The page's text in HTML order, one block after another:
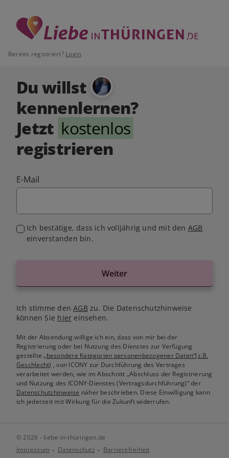
Bereits registriert? Login
Du willst
kennenlernen?
Jetzt kostenlos
registrieren
E-Mail
Ich bestätige, dass ich volljährig und mit den AGB
einverstanden bin.
Weiter
Ich stimme denAGB zu. Die Datenschutzhinweise
können Sie hier einsehen.
Mit der Absendung willige ich ein, dass von mir bei der
Registrierung oder bei Nutzung des Dienstes zur Verfügung
gestellte„besondere Kategorien personenbezogener Daten“(z.B.
Geschlecht) , von ICONY zur Durchführung des Vertrages
verarbeitet werden, wie im Abschnitt „Abschluss der Registrierung
und Nutzung des ICONY-Dienstes (Vertragsdurchführung)“ der
Datenschutzhinweise näher beschrieben. Diese Einwilligung kann
ich jederzeit mit Wirkung für die Zukunft widerrufen.
© 2026 - liebe-in-thüringen.de
Impressum
Datenschutz Barrierefreiheit